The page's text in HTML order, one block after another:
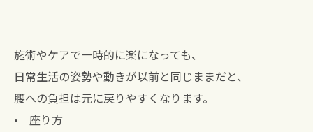
施術やケアで一時的に楽になっても、
日常生活の姿勢や動きが以前と同じままだと、
腰への負担は元に戻りやすくなります。
• 座り方